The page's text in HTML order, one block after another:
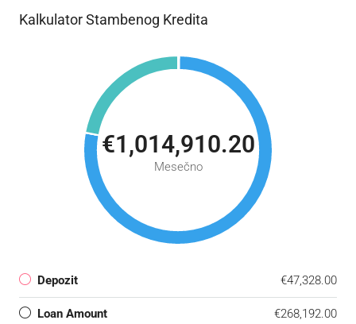
Kalkulator Stambenog Kredita
€1,014,910.20
Mesečno
Depozit €47,328.00
Loan Amount €268,192.00